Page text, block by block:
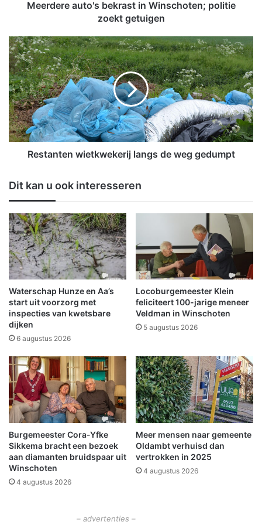
'
s
b
e
k
r
a
s
t
i
n
s
c
h
o
t
e
n
;
p
o
l
t
i
e
z
o
e
k
t
g
e
t
Meerdere auto's bekrast in Winschoten; politie
zoekt getuigen
R
e
s
t
a
n
t
e
n
t
k
w
e
k
e
r
i
j
l
a
n
g
d
e
w
e
g
g
e
d
u
m
p
Restanten wietkwekerij langs de weg gedumpt
Dit kan u ook interesseren
Waterschap Hunze en Aa’s
start uit voorzorg met
inspecties van kwetsbare
dijken
6 augustus 2026
Locoburgemeester Klein
feliciteert 100-jarige meneer
Veldman in Winschoten
5 augustus 2026
Burgemeester Cora-Yfke
Sikkema bracht een bezoek
aan diamanten bruidspaar uit
Winschoten
4 augustus 2026
Meer mensen naar gemeente
Oldambt verhuisd dan
vertrokken in 2025
4 augustus 2026
– advertenties –